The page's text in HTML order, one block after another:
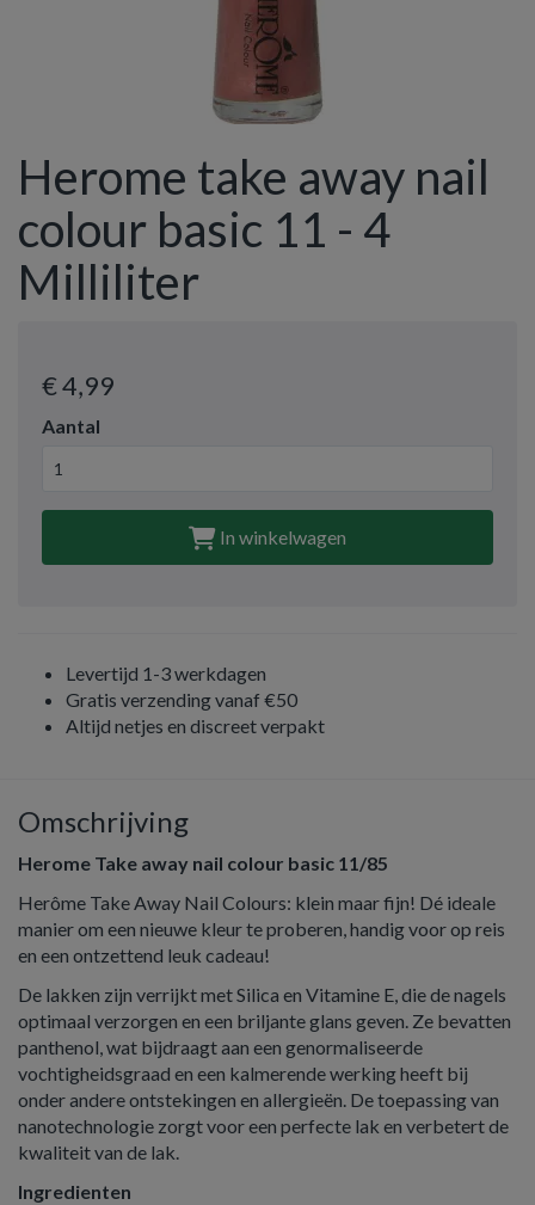
Herome take away nail
colour basic 11 - 4
Milliliter
€ 4,99
Aantal
In winkelwagen
Levertijd 1-3 werkdagen
Gratis verzending vanaf €50
Altijd netjes en discreet verpakt
Omschrijving
Herome Take away nail colour basic 11/85
Herôme Take Away Nail Colours: klein maar fijn! Dé ideale
manier om een nieuwe kleur te proberen, handig voor op reis
en een ontzettend leuk cadeau!
De lakken zijn verrijkt met Silica en Vitamine E, die de nagels
optimaal verzorgen en een briljante glans geven. Ze bevatten
panthenol, wat bijdraagt aan een genormaliseerde
vochtigheidsgraad en een kalmerende werking heeft bij
onder andere ontstekingen en allergieën. De toepassing van
nanotechnologie zorgt voor een perfecte lak en verbetert de
kwaliteit van de lak.
Ingredienten